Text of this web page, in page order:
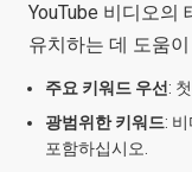
YouTube 비디오의
유치하는 데 도움
주요 키워드 우선:
광범위한 키워드:
포함하십시오.